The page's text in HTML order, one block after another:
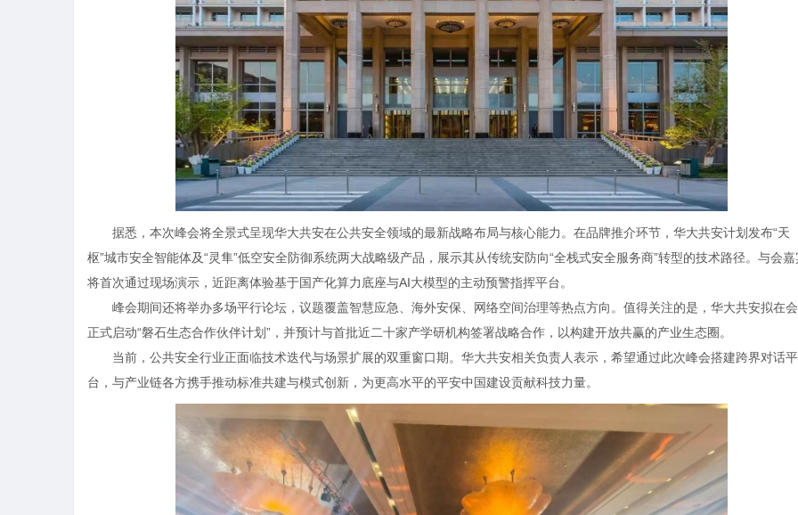
据悉，本次峰会将全景式呈现华大共安在公共安全领域的最新战略布局与核心能力。在品牌推介环节，华大共安计划发布“天
枢”城市安全智能体及“灵隼”低空安全防御系统两大战略级产品，展示其从传统安防向“全栈式安全服务商”转型的技术路径。与会嘉
将首次通过现场演示，近距离体验基于国产化算力底座与AI大模型的主动预警指挥平台。
峰会期间还将举办多场平行论坛，议题覆盖智慧应急、海外安保、网络空间治理等热点方向。值得关注的是，华大共安拟在
正式启动“磐石生态合作伙伴计划”，并预计与首批近二十家产学研机构签署战略合作，以构建开放共赢的产业生态圈。
当前，公共安全行业正面临技术迭代与场景扩展的双重窗口期。华大共安相关负责人表示，希望通过此次峰会搭建跨界对话平
台，与产业链各方携手推动标准共建与模式创新，为更高水平的平安中国建设贡献科技力量。